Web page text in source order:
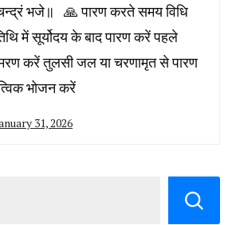
भजे॥ 🙏 पारण करते समय विधि
में सूर्योदय के बाद पारण करें पहले
करें तुलसी जल या चरणामृत से पारण
भोजन करें
31, 2026